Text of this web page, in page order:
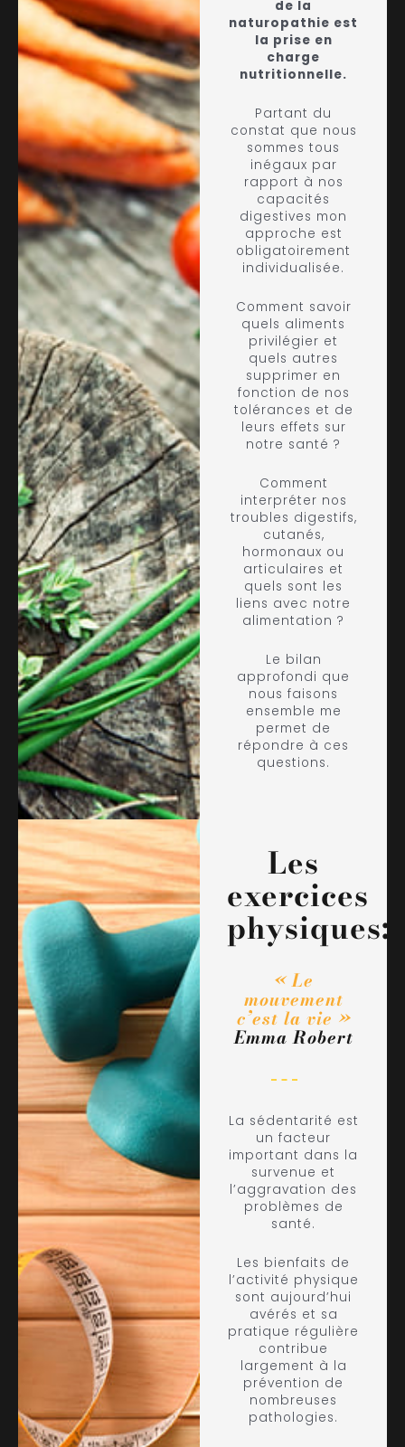
de la
naturopathie est
la prise en
charge
nutritionnelle.
Partant du
constat que nous
sommes tous
inégaux par
rapport à nos
capacités
digestives mon
approche est
obligatoirement
individualisée.
Comment savoir
quels aliments
privilégier et
quels autres
supprimer en
fonction de nos
tolérances et de
leurs effets sur
notre santé ?
Comment
interpréter nos
troubles digestifs,
cutanés,
hormonaux ou
articulaires et
quels sont les
liens avec notre
alimentation ?
Le bilan
approfondi que
nous faisons
ensemble me
permet de
répondre à ces
questions.
Les
exercices
physiques:
« Le
mouvement
c’est la vie »
Emma Robert
La sédentarité est
un facteur
important dans la
survenue et
l’aggravation des
problèmes de
santé.
Les bienfaits de
l’activité physique
sont aujourd’hui
avérés et sa
pratique régulière
contribue
largement à la
prévention de
nombreuses
pathologies.